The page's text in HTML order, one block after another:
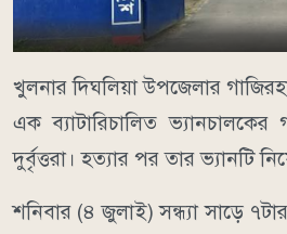
খুলনার দিঘলিয়া উপজেলার
এক ব্যাটারিচালিত
দুর্বৃত্তরা। হত্যার পর তার ভ্যানটি
শনিবার (৪ জুলাই) সন্ধ্যা সাড়ে